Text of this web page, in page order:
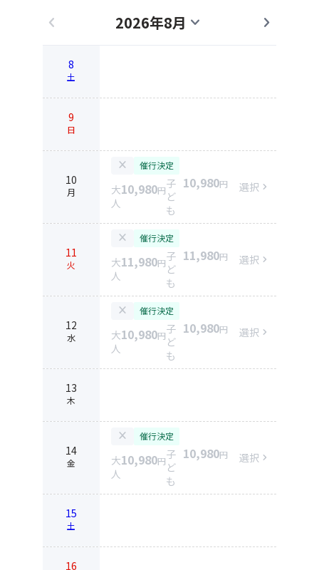
chevron_left 2026年8月 expand_more chevron_right
8
土
9
日
10
月
close 催行決定
大
人
10,980円子
ど
も
10,980円 選択 chevron_right
11
火
close 催行決定
大
人
11,980円子
ど
も
11,980円 選択 chevron_right
12
水
close 催行決定
大
人
10,980円子
ど
も
10,980円 選択 chevron_right
13
木
14
金
close 催行決定
大
人
10,980円子
ど
も
10,980円 選択 chevron_right
15
土
16